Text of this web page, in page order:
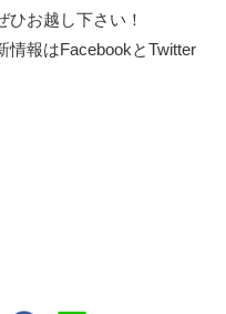
お越し下さい！
情報はFacebookとTwitter